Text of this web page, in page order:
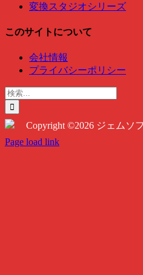
変換スタジオシリーズ
このサイトについて
会社情報
プライバシーポリシー
検
索
…
Copyright ©2026 ジェムソ
Twitter
Instagram
Facebook
Page load link